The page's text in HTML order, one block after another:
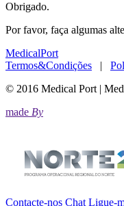
Obrigado.
Por favor, faça algumas
MedicalPort
Termos&Condições
© 2016 Medical Port |
made By
Contacte-nos Chat Ligue-